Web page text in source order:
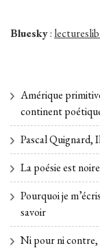
Bluesky:
Amérique
continent
Pascal Quignard,
La poésie est
Pourquoi je
savoir
Ni pour ni contre,